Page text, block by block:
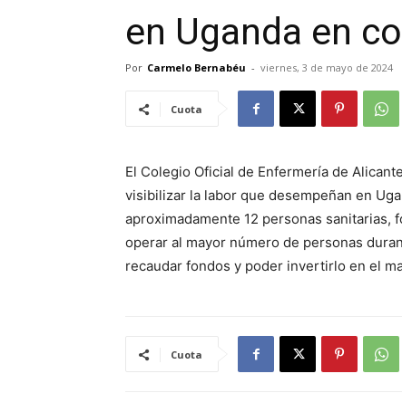
en Uganda en
Por Carmelo Bernabéu - viernes, 3 de mayo de 2024
Cuota
El Colegio Oficial de Enfermería de
visibilizar la labor que desempeñan en
aproximadamente 12 personas
operar al mayor número de personas
recaudar fondos y poder invertirlo en el
Cuota